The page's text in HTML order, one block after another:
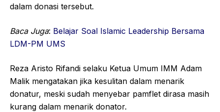
dalam donasi tersebut.
Baca Juga: Belajar Soal Islamic Leadership Bersama
LDM-PM UMS
Reza Aristo Rifandi selaku Ketua Umum IMM Adam
Malik mengatakan jika kesulitan dalam menarik
donatur, meski sudah menyebar pamflet dirasa masih
kurang dalam menarik donator.